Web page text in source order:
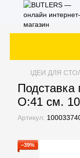
ІДЕИ ДЛЯ
Подставка
O:41 см.
Артикул:
−39%